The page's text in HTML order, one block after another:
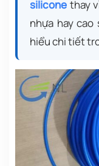
silicone thay
nhựa hay cao
hiểu chi tiết